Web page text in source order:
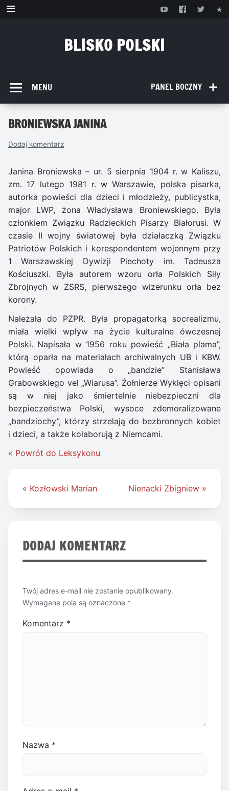
Przejdź
BLISKO POLSKI
PANEL BOCZNY
MENU
BRONIEWSKA JANINA
Dodaj komentarz
Janina Broniewska – ur. 5 sierpnia 1904 r. w Kaliszu,
zm. 17 lutego 1981 r. w Warszawie, polska pisarka,
autorka powieści dla dzieci i młodzieży, publicystka,
major LWP, żona Władysława Broniewskiego. Była
członkiem Związku Radzieckich Pisarzy Białorusi. W
czasie II wojny światowej była działaczką Związku
Patriotów Polskich i korespondentem wojennym przy
1 Warszawskiej Dywizji Piechoty im. Tadeusza
Kościuszki. Była autorem wzoru orła Polskich Siły
Zbrojnych w ZSRS, pierwszego wizerunku orła bez
korony.
Należała do PZPR. Była propagatorką socrealizmu,
miała wielki wpływ na życie kulturalne ówczesnej
Polski. Napisała w 1956 roku powieść „Biała plama”,
którą oparła na materiałach archiwalnych UB i KBW.
Powieść opowiada o „bandzie” Stanisława
Grabowskiego vel „Wiarusa”. Żołnierze Wyklęci opisani
są w niej jako śmiertelnie niebezpieczni dla
bezpieczeństwa Polski, wysoce zdemoralizowane
„bandziochy”, którzy strzelają do bezbronnych kobiet
i dzieci, a także kolaborują z Niemcami.
« Powrót do Leksykonu
Nawigacja
« Kozłowski Marian Nienacki Zbigniew »
DODAJ KOMENTARZ
Twój adres e-mail nie zostanie opublikowany.
Wymagane pola są oznaczone *
Komentarz *
Nazwa *